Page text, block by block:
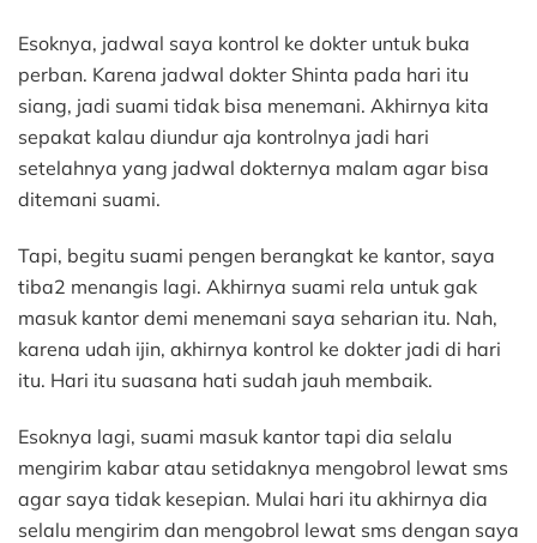
Esoknya, jadwal saya kontrol ke dokter untuk buka
perban. Karena jadwal dokter Shinta pada hari itu
siang, jadi suami tidak bisa menemani. Akhirnya kita
sepakat kalau diundur aja kontrolnya jadi hari
setelahnya yang jadwal dokternya malam agar bisa
ditemani suami.
Tapi, begitu suami pengen berangkat ke kantor, saya
tiba2 menangis lagi. Akhirnya suami rela untuk gak
masuk kantor demi menemani saya seharian itu. Nah,
karena udah ijin, akhirnya kontrol ke dokter jadi di hari
itu. Hari itu suasana hati sudah jauh membaik.
Esoknya lagi, suami masuk kantor tapi dia selalu
mengirim kabar atau setidaknya mengobrol lewat sms
agar saya tidak kesepian. Mulai hari itu akhirnya dia
selalu mengirim dan mengobrol lewat sms dengan saya